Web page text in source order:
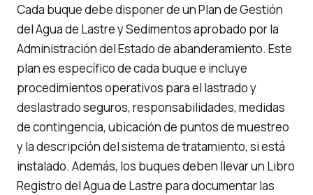
Cada buque debe disponer de un Plan de Gestión
del Agua de Lastre y Sedimentos aprobado por la
Administración del Estado de abanderamiento. Este
plan es específico de cada buque e incluye
procedimientos operativos para el lastrado y
deslastrado seguros, responsabilidades, medidas
de contingencia, ubicación de puntos de muestreo
y la descripción del sistema de tratamiento, si está
instalado. Además, los buques deben llevar un Libro
Registro del Agua de Lastre para documentar las